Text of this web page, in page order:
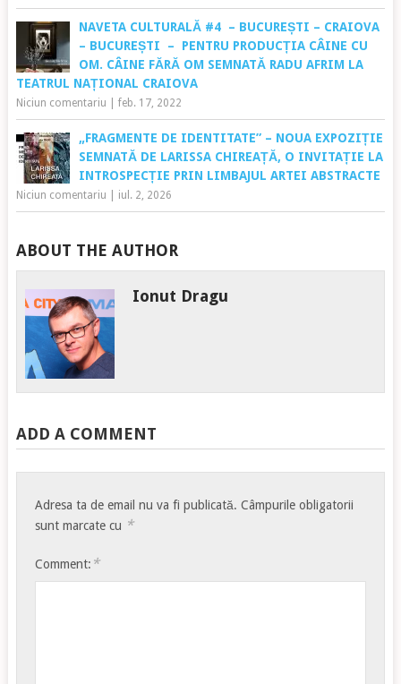
NAVETA CULTURALĂ #4 – BUCUREȘTI – CRAIOVA
– BUCUREȘTI – PENTRU PRODUCȚIA CÂINE CU
OM. CÂINE FĂRĂ OM SEMNATĂ RADU AFRIM LA
TEATRUL NAȚIONAL CRAIOVA
Niciun comentariu feb. 17, 2022
„FRAGMENTE DE IDENTITATE” – NOUA EXPOZIȚIE
SEMNATĂ DE LARISSA CHIREAȚĂ, O INVITAȚIE LA
INTROSPECȚIE PRIN LIMBAJUL ARTEI ABSTRACTE
Niciun comentariu iul. 2, 2026
ABOUT THE AUTHOR
Ionut Dragu
ADD A COMMENT
Adresa ta de email nu va fi publicată. Câmpurile obligatorii
sunt marcate cu *
Comment: *